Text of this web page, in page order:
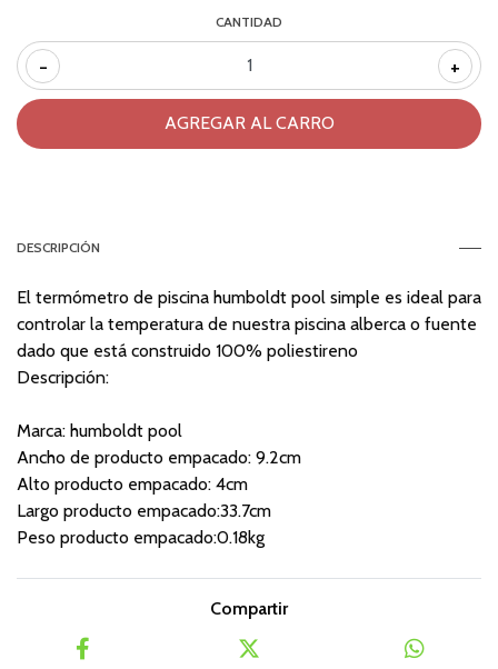
CANTIDAD
- +
DESCRIPCIÓN
El termómetro de piscina humboldt pool simple es ideal para
controlar la temperatura de nuestra piscina alberca o fuente
dado que está construido 100% poliestireno
Descripción:
Marca: humboldt pool
Ancho de producto empacado: 9.2cm
Alto producto empacado: 4cm
Largo producto empacado:33.7cm
Peso producto empacado:0.18kg
Compartir